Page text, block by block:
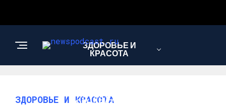
ЗДОРОВЬЕ И
КРАСОТА
ИНТЕРЕСНОЕ И
ПОЗНАВАТЕЛЬНОЕ
ЗДОРОВЬЕ И КРАСОТА